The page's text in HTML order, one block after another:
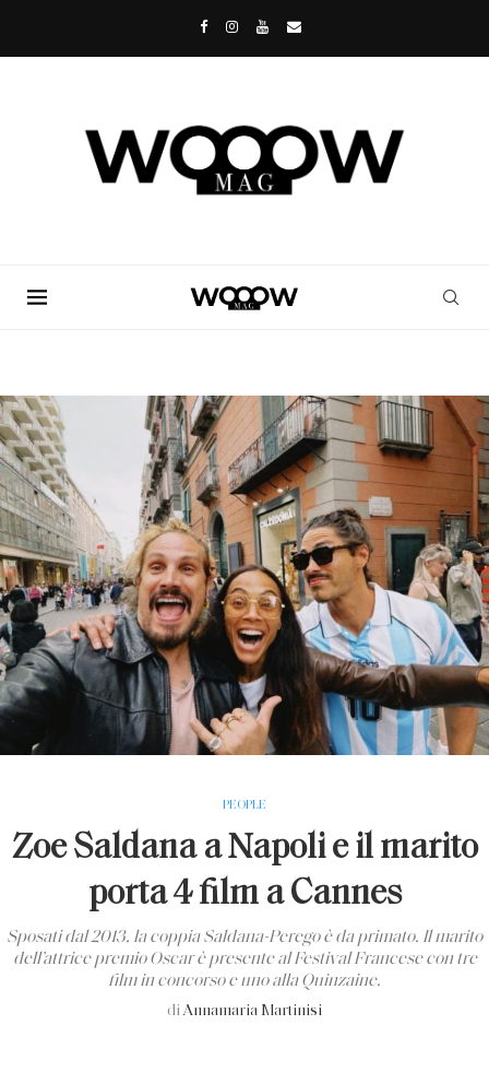
PEOPLE
Zoe Saldana a Napoli e il marito
porta 4 film a Cannes
Sposati dal 2013, la coppia Saldana-Perego è da primato. Il marito
dell’attrice premio Oscar è presente al Festival Francese con tre
film in concorso e uno alla Quinzaine.
diAnnamaria Martinisi